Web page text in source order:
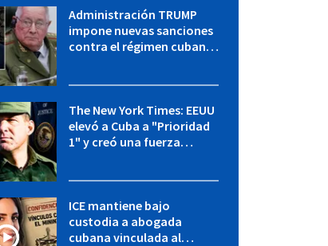
Administración TRUMP
impone nuevas sanciones
contra el régimen cubano:
The New York Times: EEUU
elevó a Cuba a "Prioridad
1" y creó una fuerza
ICE mantiene bajo
custodia a abogada
cubana vinculada al